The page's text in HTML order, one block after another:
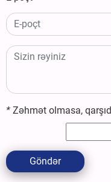
* Zəhmət olmasa,
Göndər